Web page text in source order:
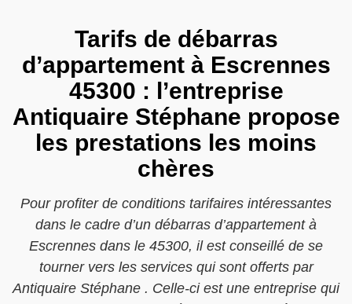
Tarifs de débarras
d’appartement à Escrennes
45300 : l’entreprise
Antiquaire Stéphane propose
les prestations les moins
chères
Pour profiter de conditions tarifaires intéressantes
dans le cadre d’un débarras d’appartement à
Escrennes dans le 45300, il est conseillé de se
tourner vers les services qui sont offerts par
Antiquaire Stéphane . Celle-ci est une entreprise qui